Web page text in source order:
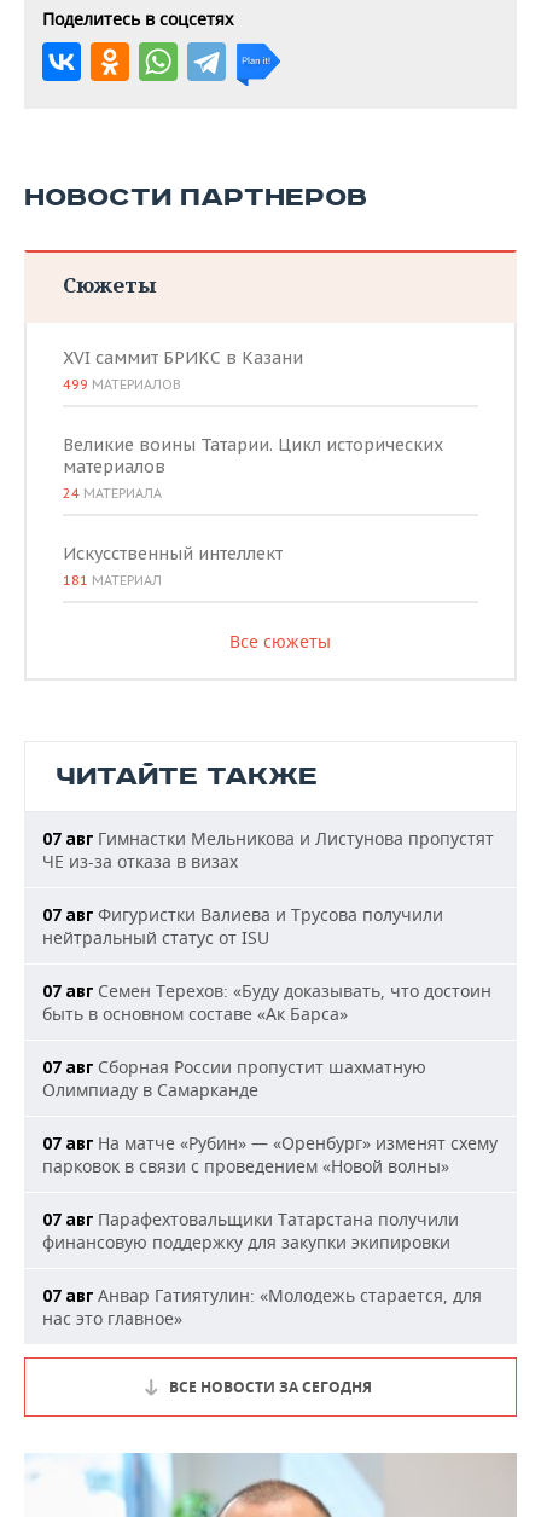
Поделитесь в соцсетях
НОВОСТИ ПАРТНЕРОВ
Сюжеты
XVI саммит БРИКС в Казани
499 МАТЕРИАЛОВ
Великие воины Татарии. Цикл исторических
материалов
24 МАТЕРИАЛА
Искусственный интеллект
181 МАТЕРИАЛ
Все сюжеты
ЧИТАЙТЕ ТАКЖЕ
07 авг Гимнастки Мельникова и Листунова пропустят
ЧЕ из-за отказа в визах
07 авг Фигуристки Валиева и Трусова получили
нейтральный статус от ISU
07 авг Семен Терехов: «Буду доказывать, что достоин
быть в основном составе «Ак Барса»
07 авг Сборная России пропустит шахматную
Олимпиаду в Самарканде
07 авг На матче «Рубин» — «Оренбург» изменят схему
парковок в связи с проведением «Новой волны»
07 авг Парафехтовальщики Татарстана получили
финансовую поддержку для закупки экипировки
07 авг Анвар Гатиятулин: «Молодежь старается, для
нас это главное»
ВСЕ НОВОСТИ ЗА СЕГОДНЯ